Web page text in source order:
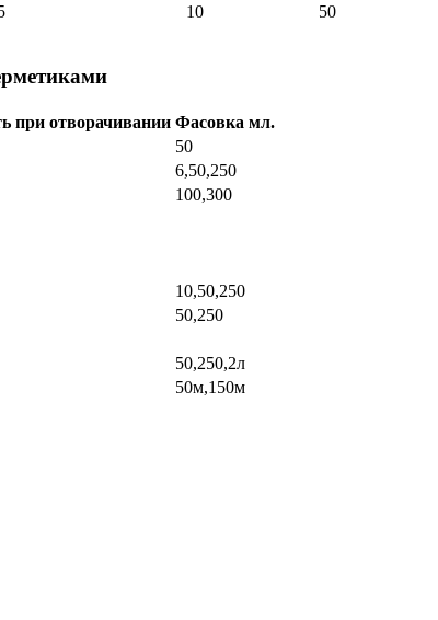
10 50
при отворачивании Фасовка мл.
50
6,50,250
100,300
10,50,250
50,250
50,250,2л
50м,150м